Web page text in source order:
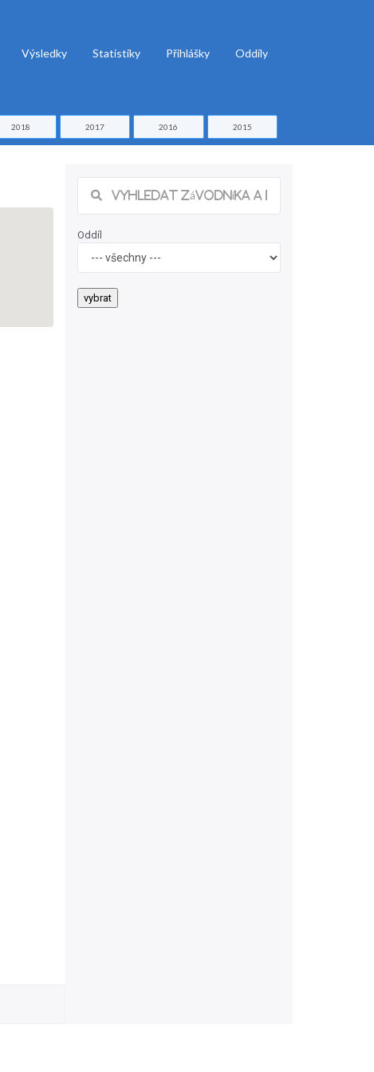
Výsledky Statistiky Přihlášky Oddíly
2018 2017 2016 2015
Oddíl